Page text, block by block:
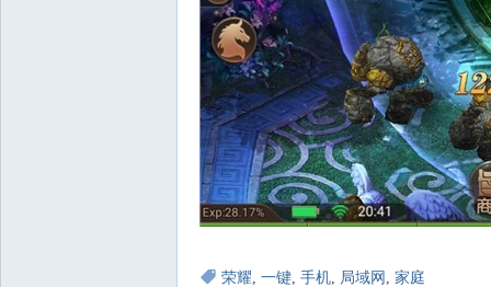
荣耀, 一键, 手机, 局域网 , 家庭